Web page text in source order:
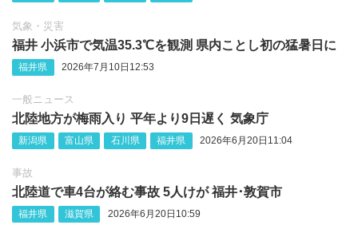
気象・災害
福井 小浜市で気温35.3℃を観測 県内ことし初の猛暑日に
福井県 2026年7月10日12:53
一般ニュース
北陸地方が梅雨入り 平年より9日遅く 気象庁
新潟県 富山県 石川県 福井県 2026年6月20日11:04
事故
北陸道で車4台が絡む事故 5人けが 福井･敦賀市
福井県 滋賀県 2026年6月20日10:59